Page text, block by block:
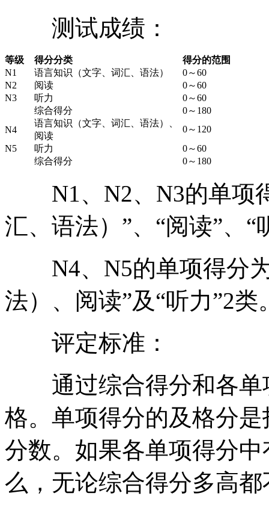
测试成绩：
等级 得分分类
得分的范围
N1
语言知识（文字、词汇、语法）
0～60
N2
阅读
0～60
N3
听力
0～60
综合得分
0～180
N4
语言知识（文字、词汇、语法）、
阅读
0～120
N5
听力
0～60
综合得分
0～180
N1、N2、N3的单项
汇、语法）”、“阅读”、“
N4、N5的单项得分为
法）、阅读”及“听力”2类
评定标准：
通过综合得分和各单
格。单项得分的及格分
分数。如果各单项得分
么，无论综合得分多高